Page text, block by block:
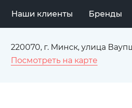
Наши клиенты Бренды
220070, г. Минск, улица
Посмотреть на карте